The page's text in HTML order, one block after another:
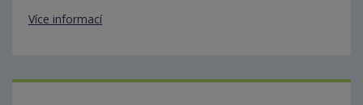
Více informací